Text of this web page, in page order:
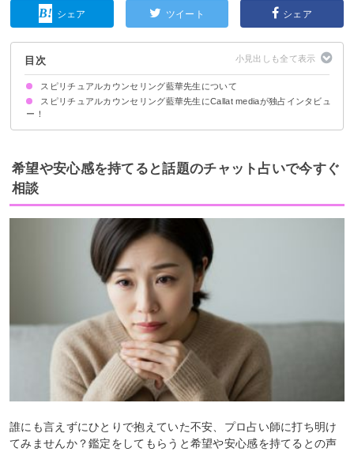
シェア ツイート シェア
目次
スピリチュアルカウンセリング藍華先生について
スピリチュアルカウンセリング藍華先生にCallat mediaが独占インタビュ
ー！
占い師として活動を始めたきっかけ
お客様はどんな方が多いですか？
使用する占術や鑑定の流れ・特徴を教えてください！
鑑定に際して気をつけていることや、心がけていることは何ですか？
先生が得意な相談内容は何ですか？
お客様に言われて嬉しかった言葉・心に残るエピソードについて教えてくだ
希望や安心感を持てると話題のチャット占いで今すぐ
相談
誰にも言えずにひとりで抱えていた不安、プロ占い師に打ち明け
てみませんか？鑑定をしてもらうと希望や安心感を持てるとの声